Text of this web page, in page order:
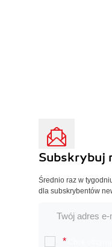
Subskrybuj
Średnio raz w
dla subskrybentów
*